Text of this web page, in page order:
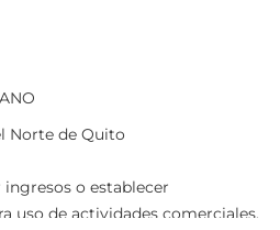
Norte de Quito
ingresos o establecer
uso de actividades comerciales,